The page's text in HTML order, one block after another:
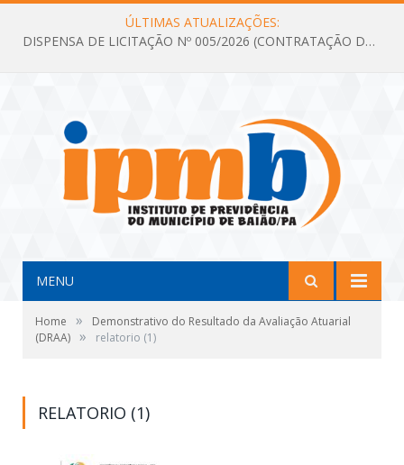
ÚLTIMAS ATUALIZAÇÕES:
DISPENSA DE LICITAÇÃO Nº 005/2026 (CONTRATAÇÃO DE SERVIÇOS TÉCNICOS DE CONSULTORIA E ASSESSORIA EM LICITAÇÃO COM ANÁLISE E ACOMPANHAMENTO DE PROCESSOS LICITATÓRIOS PARA ATENDER AS NECESSIDADES DO INSTITUTO DE PREVIDÊNCIA DO MUNICÍPIO DE BAIÃO – IPMB)
MENU
Home »
Demonstrativo do Resultado da Avaliação Atuarial
(DRAA) » relatorio (1)
RELATORIO (1)